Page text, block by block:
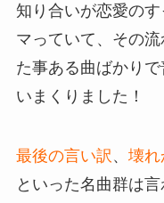
知り合いが恋愛の
マっていて、その
た事ある曲ばかり
いまくりました！
最後の言い訳 、 壊れ
といった名曲群は言